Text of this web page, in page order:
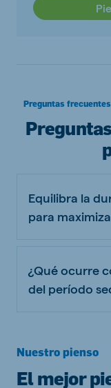
Preguntas frecuentes
Equilibra la
para
¿Qué ocurre
del período
Nuestro pienso
El mejor